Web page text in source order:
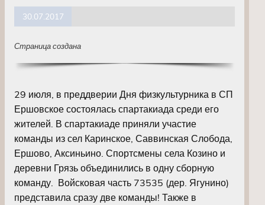
30.07.2017
Страница создана
29 июля, в преддверии Дня физкультурника в СП
Ершовское состоялась спартакиада среди его
жителей. В спартакиаде приняли участие
команды из сел Каринское, Саввинская Слобода,
Ершово, Аксиньино. Спортсмены села Козино и
деревни Грязь объединились в одну сборную
команду.
Войсковая часть 73535 (дер. Ягунино)
представила сразу две команды! Также в